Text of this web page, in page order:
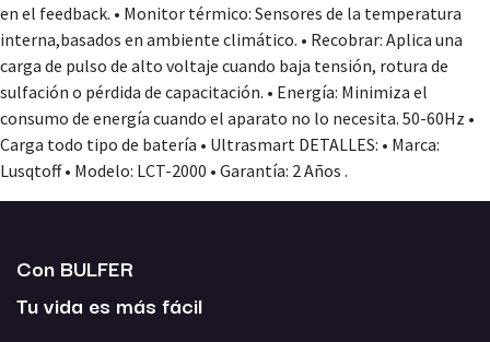
en el feedback. • Monitor térmico: Sensores de la temperatura
interna,basados en ambiente climático. • Recobrar: Aplica una
carga de pulso de alto voltaje cuando baja tensión, rotura de
sulfación o pérdida de capacitación. • Energía: Minimiza el
consumo de energía cuando el aparato no lo necesita. 50-60Hz •
Carga todo tipo de batería • Ultrasmart DETALLES: • Marca:
Lusqtoff • Modelo: LCT-2000 • Garantía: 2 Años .
Con BULFER
Tu vida es más fácil